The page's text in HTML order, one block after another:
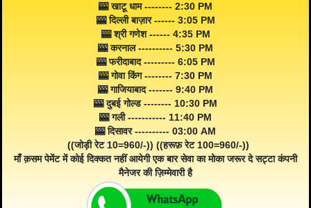
🎰 खाटू धाम -------- 2:30 PM
🎰 दिल्ली बाज़ार ------ 3:05 PM
🎰 श्री गणेश ------ 4:35 PM
🎰 करनाल ---------- 5:30 PM
🎰 फरीदाबाद --------- 6:05 PM
🎰 गोवा किंग -------- 7:30 PM
🎰 गाजियाबाद ------- 9:40 PM
🎰 दुबई गोल्ड -------- 10:30 PM
🎰 गली ----------- 11:40 PM
🎰 दिसावर ---------- 03:00 AM
((जोड़ी रेट 10=960/-)) ((हरूफ़ रेट 100=960/-))
माँ क़सम पेमेंट में कोई दिक्कत नहीं आयेगी एक बार सेवा का मोका जरूर दे सट्टा कंपनी
मैनेजर की ज़िम्मेवारी है